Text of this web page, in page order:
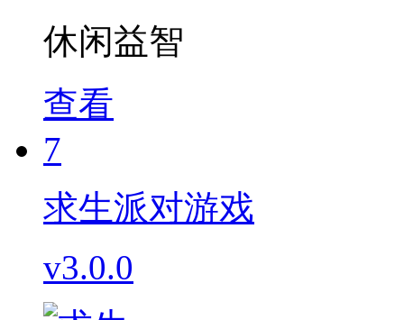
休闲益智
查看
7
求生派对游戏
v3.0.0